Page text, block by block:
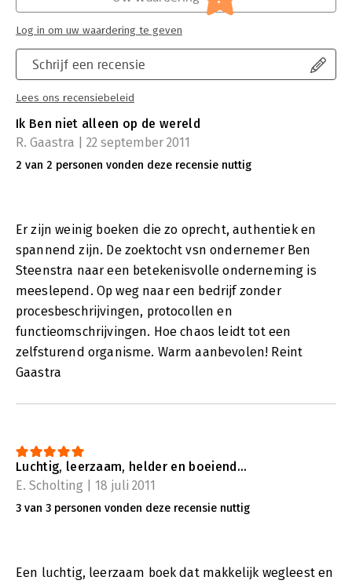
handen van een ondernemer
Als je heel goed naar de staart van de kikker kijkt, zie je dat
hij er geen heeft
A bank is a place where they lend you an umbrella in fair
weather and ask for it back when it begins to rain
Schrijf een recensie
Lees ons recensiebeleid
Log in om uw waardering te geven
Ik Ben niet alleen op de wereld
R. Gaastra | 22 september 2011
2 van 2 personen vonden deze recensie nuttig
Er zijn weinig boeken die zo oprecht, authentiek en
spannend zijn. De zoektocht vsn ondernemer Ben
Steenstra naar een betekenisvolle onderneming is
meeslepend. Op weg naar een bedrijf zonder
procesbeschrijvingen, protocollen en
functieomschrijvingen. Hoe chaos leidt tot een
zelfsturend organisme. Warm aanbevolen! Reint
Gaastra
Luchtig, leerzaam, helder en boeiend...
E. Scholting | 18 juli 2011
3 van 3 personen vonden deze recensie nuttig
Een luchtig, leerzaam boek dat makkelijk wegleest en